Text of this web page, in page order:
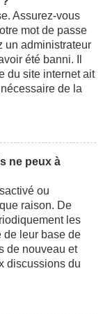
Assurez-vous
mot de passe
un administrateur
été banni. Il
du site internet ait
de la
ne peux à
ou
raison. De
les
de leur base de
de nouveau et
discussions du